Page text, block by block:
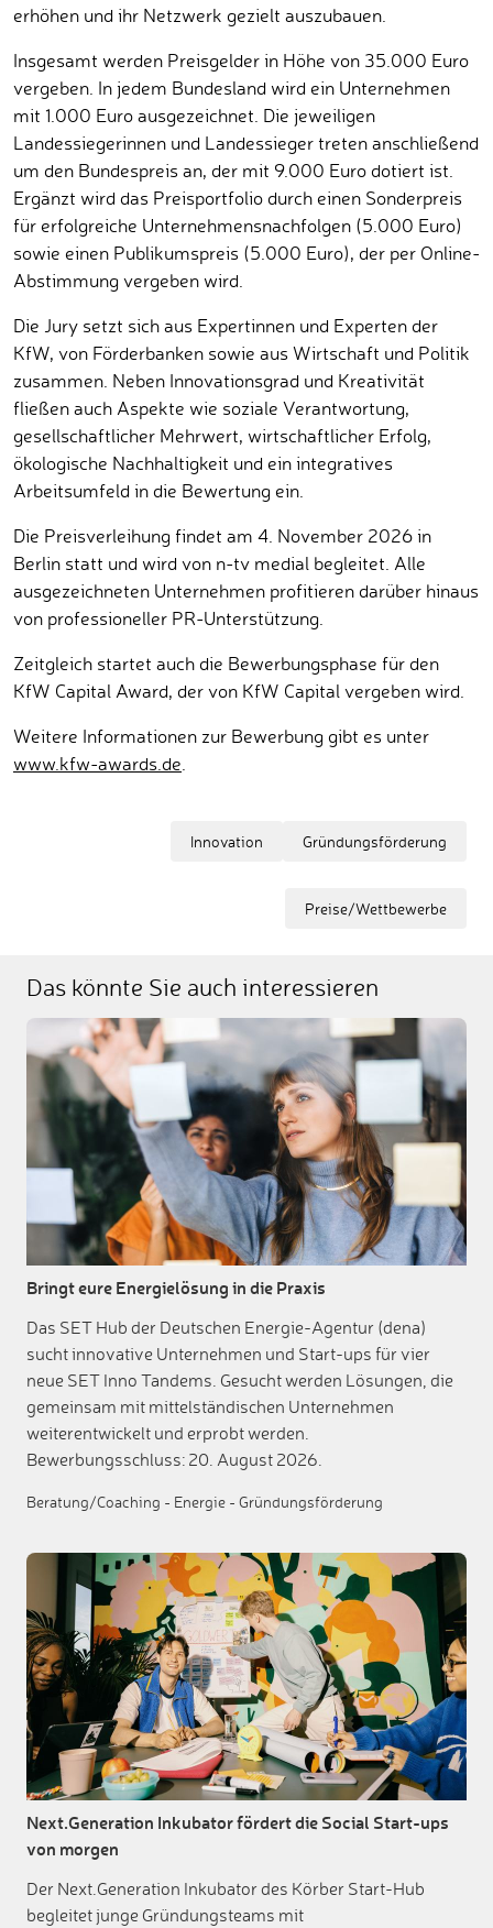
erhöhen und ihr Netzwerk gezielt auszubauen.
Insgesamt werden Preisgelder in Höhe von 35.000 Euro
vergeben. In jedem Bundesland wird ein Unternehmen
mit 1.000 Euro ausgezeichnet. Die jeweiligen
Landessiegerinnen und Landessieger treten anschließend
um den Bundespreis an, der mit 9.000 Euro dotiert ist.
Ergänzt wird das Preisportfolio durch einen Sonderpreis
für erfolgreiche Unternehmensnachfolgen (5.000 Euro)
sowie einen Publikumspreis (5.000 Euro), der per Online-
Abstimmung vergeben wird.
Die Jury setzt sich aus Expertinnen und Experten der
KfW, von Förderbanken sowie aus Wirtschaft und Politik
zusammen. Neben Innovationsgrad und Kreativität
fließen auch Aspekte wie soziale Verantwortung,
gesellschaftlicher Mehrwert, wirtschaftlicher Erfolg,
ökologische Nachhaltigkeit und ein integratives
Arbeitsumfeld in die Bewertung ein.
Die Preisverleihung findet am 4. November 2026 in
Berlin statt und wird von n-tv medial begleitet. Alle
ausgezeichneten Unternehmen profitieren darüber hinaus
von professioneller PR-Unterstützung.
Zeitgleich startet auch die Bewerbungsphase für den
KfW Capital Award, der von KfW Capital vergeben wird.
Weitere Informationen zur Bewerbung gibt es unter
www.kfw-awards.de
Gründungsförderung
Innovation
Preise/Wettbewerbe
Das könnte Sie auch interessieren
Bringt eure Energielösung in die Praxis
Das SET Hub der Deutschen Energie-Agentur (dena)
sucht innovative Unternehmen und Start-ups für vier
neue SET Inno Tandems. Gesucht werden Lösungen, die
gemeinsam mit mittelständischen Unternehmen
weiterentwickelt und erprobt werden.
Bewerbungsschluss: 20. August 2026.
Beratung/Coaching - Energie - Gründungsförderung
Next.Generation Inkubator fördert die Social Start-ups
von morgen
Der Next.Generation Inkubator des Körber Start-Hub
begleitet junge Gründungsteams mit